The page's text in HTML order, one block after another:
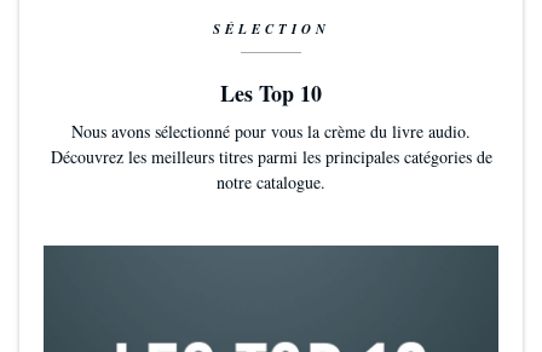
SÉLECTION
Les Top 10
Nous avons sélectionné pour vous la crème du livre audio.
Découvrez les meilleurs titres parmi les principales catégories de
notre catalogue.